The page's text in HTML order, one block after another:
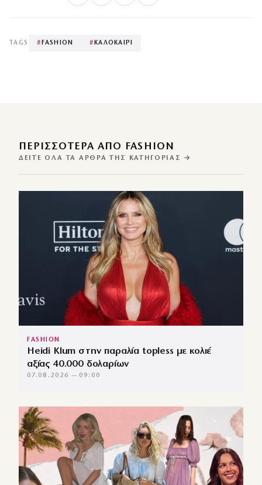
TAGS # FASHION # ΚΑΛΟΚΑΙΡΙ
ΠΕΡΙΣΣΌΤΕΡΑ ΑΠΌ FASHION
ΔΕΊΤΕ ΌΛΑ ΤΑ ΆΡΘΡΑ ΤΗΣ ΚΑΤΗΓΟΡΊΑΣ →
FASHION
Heidi Klum στην παραλία topless με κολιέ
αξίας 40.000 δολαρίων
07.08.2026 — 09:00